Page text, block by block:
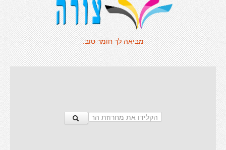
מביאה לך חומר טוב.